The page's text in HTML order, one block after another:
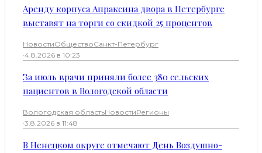
Аренду корпуса Апраксина двора в Петербурге
выставят на торги со скидкой 25 процентов
НовостиОбществоСанкт-Петербург
·4.8.2026 в 10:23
За июль врачи приняли более 380 сельских
пациентов в Вологодской области
Вологодская областьНовостиРегионы
·3.8.2026 в 11:48
В Ненецком округе отмечают День Воздушно-